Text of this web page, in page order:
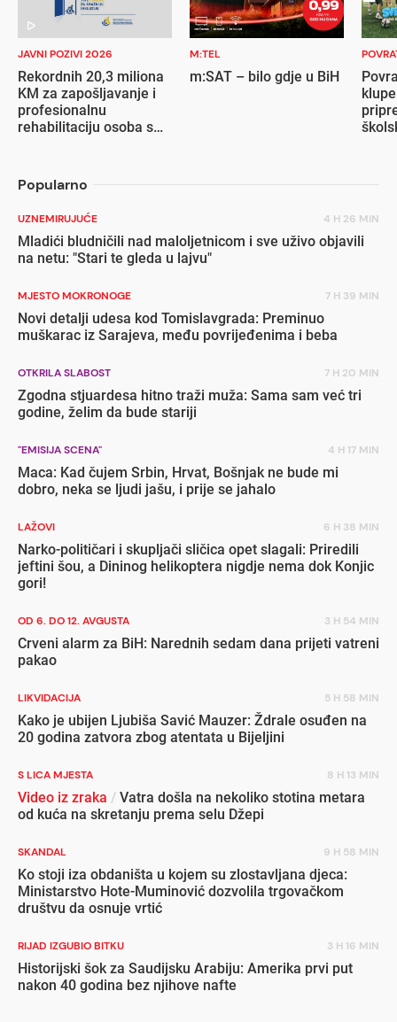
JAVNI POZIVI 2026
Rekordnih 20,3 miliona
KM za zapošljavanje i
profesionalnu
rehabilitaciju osoba s
M:TEL
m:SAT – bilo gdje u BiH
Popularno
UZNEMIRUJUĆE 4 H 26 MIN
Mladići bludničili nad maloljetnicom i sve uživo objavili
na netu: "Stari te gleda u lajvu"
MJESTO MOKRONOGE 7 H 39 MIN
Novi detalji udesa kod Tomislavgrada: Preminuo
muškarac iz Sarajeva, među povrijeđenima i beba
OTKRILA SLABOST 7 H 20 MIN
Zgodna stjuardesa hitno traži muža: Sama sam već tri
godine, želim da bude stariji
"EMISIJA SCENA" 4 H 17 MIN
Maca: Kad čujem Srbin, Hrvat, Bošnjak ne bude mi
dobro, neka se ljudi jašu, i prije se jahalo
LAŽOVI 6 H 38 MIN
Narko-političari i skupljači sličica opet slagali: Priredili
jeftini šou, a Dininog helikoptera nigdje nema dok Konjic
gori!
OD 6. DO 12. AVGUSTA 3 H 54 MIN
Crveni alarm za BiH: Narednih sedam dana prijeti vatreni
pakao
LIKVIDACIJA 5 H 58 MIN
Kako je ubijen Ljubiša Savić Mauzer: Ždrale osuđen na
20 godina zatvora zbog atentata u Bijeljini
S LICA MJESTA 8 H 13 MIN
Video iz zraka / Vatra došla na nekoliko stotina metara
od kuća na skretanju prema selu Džepi
SKANDAL 9 H 58 MIN
Ko stoji iza obdaništa u kojem su zlostavljana djeca:
Ministarstvo Hote-Muminović dozvolila trgovačkom
društvu da osnuje vrtić
RIJAD IZGUBIO BITKU 3 H 16 MIN
Historijski šok za Saudijsku Arabiju: Amerika prvi put
nakon 40 godina bez njihove nafte